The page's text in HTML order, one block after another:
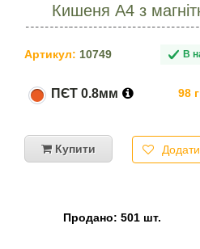
Кишеня А4 з
Артикул: 10749 В
ПЄТ 0.8мм 98
Купити
Продано: 501 шт.